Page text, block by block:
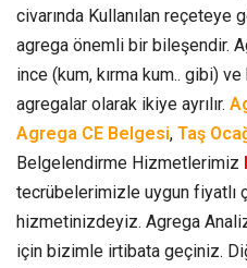
civarında Kullanılan reçeteye
agrega önemli bir bileşendir.
ince (kum, kırma kum.. gibi)
agregalar olarak ikiye ayrılır.
Agrega CE Belgesi, Taş
Belgelendirme Hizmetlerimiz
tecrübelerimizle uygun fiyatlı
hizmetinizdeyiz. Agrega
için bizimle irtibata geçiniz.